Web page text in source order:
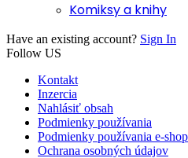
Komiksy a knihy
Have an existing account? Sign In
Follow US
Kontakt
Inzercia
Nahlásiť obsah
Podmienky používania
Podmienky používania e-
Ochrana osobných údajov